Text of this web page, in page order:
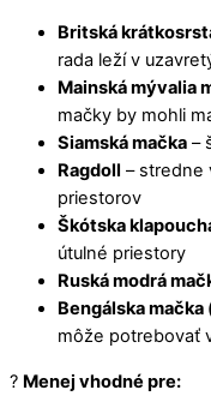
Britská
rada leží v
Mainská mývalia
mačky by mohli
Siamská mačka –
Ragdoll – stredne
priestorov
Škótska
útulné priestory
Ruská modrá
Bengálska
môže potrebovať
? Menej vhodné pre: